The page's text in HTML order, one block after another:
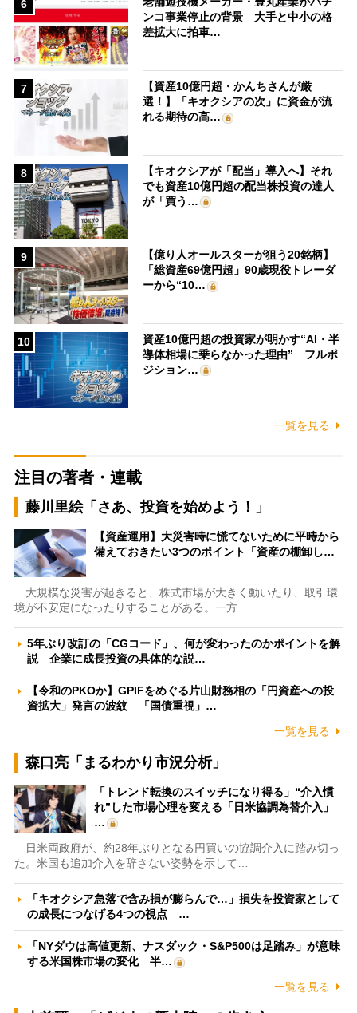
6
ンコ事業停止の背景 大手と中小の格
差拡大に拍車…
7
【資産10億円超・かんちさんが厳
選！】「キオクシアの次」に資金が流
れる期待の高…
8
【キオクシアが「配当」導入へ】それ
でも資産10億円超の配当株投資の達人
が「買う…
9
【億り人オールスターが狙う20銘柄】
「総資産69億円超」90歳現役トレーダ
ーから“10…
10
資産10億円超の投資家が明かす“AI・半
導体相場に乗らなかった理由” フルポ
ジション…
一覧を見る
注目の著者・連載
藤川里絵「さあ、投資を始めよう！」
【資産運用】大災害時に慌てないために平時から
備えておきたい3つのポイント「資産の棚卸し…
大規模な災害が起きると、株式市場が大きく動いたり、取引環
境が不安定になったりすることがある。一方…
5年ぶり改訂の「CGコード」、何が変わったのかポイントを解
説 企業に成長投資の具体的な説…
【令和のPKOか】GPIFをめぐる片山財務相の「円資産への投
資拡大」発言の波紋 「国債重視」…
一覧を見る
森口亮「まるわかり市況分析」
「トレンド転換のスイッチになり得る」“介入慣
れ”した市場心理を変える「日米協調為替介入」
…
日米両政府が、約28年ぶりとなる円買いの協調介入に踏み切っ
た。米国も追加介入を辞さない姿勢を示して…
「キオクシア急落で含み損が膨らんで…」損失を投資家として
の成長につなげる4つの視点 …
「NYダウは高値更新、ナスダック・S&P500は足踏み」が意味
する米国株市場の変化 半…
一覧を見る